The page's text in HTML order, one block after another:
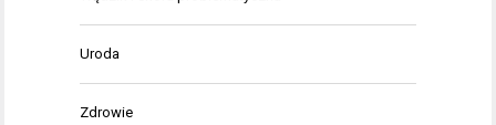
Uroda
Zdrowie